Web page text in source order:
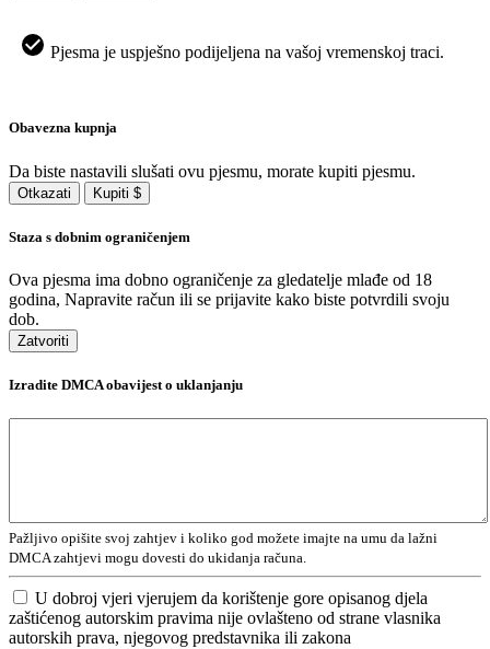
Pjesma je uspješno podijeljena na vašoj vremenskoj traci.
Obavezna kupnja
Da biste nastavili slušati ovu pjesmu, morate kupiti pjesmu.
Otkazati Kupiti $
Staza s dobnim ograničenjem
Ova pjesma ima dobno ograničenje za gledatelje mlađe od 18
godina, Napravite račun ili se prijavite kako biste potvrdili svoju
dob.
Zatvoriti
Izradite DMCA obavijest o uklanjanju
Pažljivo opišite svoj zahtjev i koliko god možete imajte na umu da lažni
DMCA zahtjevi mogu dovesti do ukidanja računa.
U dobroj vjeri vjerujem da korištenje gore opisanog djela
zaštićenog autorskim pravima nije ovlašteno od strane vlasnika
autorskih prava, njegovog predstavnika ili zakona